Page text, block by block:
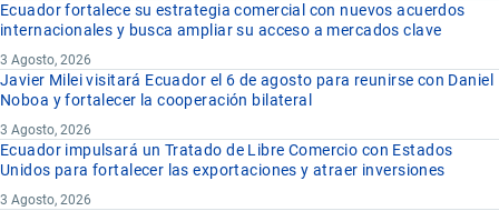
Ecuador fortalece su estrategia comercial con nuevos acuerdos
internacionales y busca ampliar su acceso a mercados clave
3 Agosto, 2026
Javier Milei visitará Ecuador el 6 de agosto para reunirse con Daniel
Noboa y fortalecer la cooperación bilateral
3 Agosto, 2026
Ecuador impulsará un Tratado de Libre Comercio con Estados
Unidos para fortalecer las exportaciones y atraer inversiones
3 Agosto, 2026